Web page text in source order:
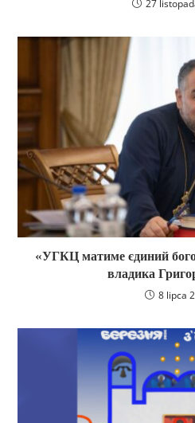
27
«УГКЦ матиме єдиний
владика
8 lipca